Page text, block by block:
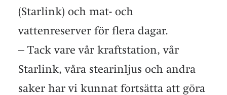
(Starlink) och mat- och
vattenreserver för flera dagar.
– Tack vare vår kraftstation, vår
Starlink, våra stearinljus och andra
saker har vi kunnat fortsätta att göra